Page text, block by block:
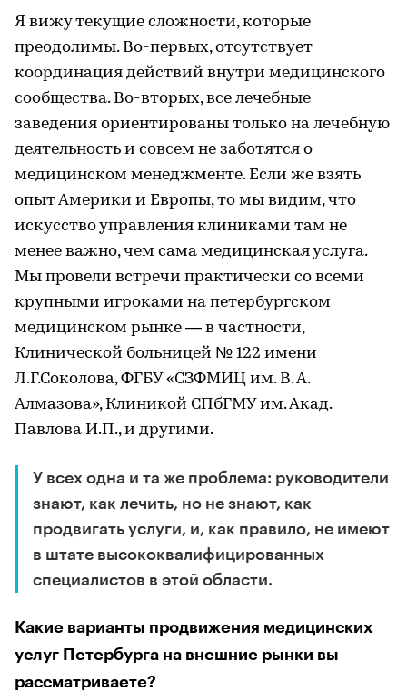
Я вижу текущие сложности, которые
преодолимы. Во-первых, отсутствует
координация действий внутри медицинского
сообщества. Во-вторых, все лечебные
заведения ориентированы только на лечебную
деятельность и совсем не заботятся о
медицинском менеджменте. Если же взять
опыт Америки и Европы, то мы видим, что
искусство управления клиниками там не
менее важно, чем сама медицинская услуга.
Мы провели встречи практически со всеми
крупными игроками на петербургском
медицинском рынке — в частности,
Клинической больницей № 122 имени
Л.Г.Соколова, ФГБУ «СЗФМИЦ им. В. А.
Алмазова», Клиникой СПбГМУ им. Акад.
Павлова И.П., и другими.
У всех одна и та же проблема: руководители
знают, как лечить, но не знают, как
продвигать услуги, и, как правило, не имеют
в штате высококвалифицированных
специалистов в этой области.
Какие варианты продвижения медицинских
услуг Петербурга на внешние рынки вы
рассматриваете?